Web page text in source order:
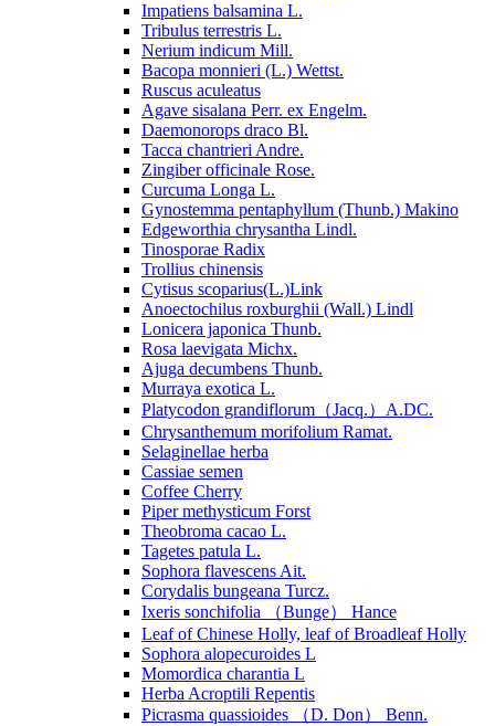
Impatiens balsamina L.
Tribulus terrestris L.
Nerium indicum Mill.
Bacopa monnieri (L.) Wettst.
Ruscus aculeatus
Agave sisalana Perr. ex Engelm.
Daemonorops draco Bl.
Tacca chantrieri Andre.
Zingiber officinale Rose.
Curcuma Longa L.
Gynostemma pentaphyllum (Thunb.) Makino
Edgeworthia chrysantha Lindl.
Tinosporae Radix
Trollius chinensis
Cytisus scoparius(L.)Link
Anoectochilus roxburghii (Wall.) Lindl
Lonicera japonica Thunb.
Rosa laevigata Michx.
Ajuga decumbens Thunb.
Murraya exotica L.
Platycodon grandiflorum（Jacq.）A.DC.
Chrysanthemum morifolium Ramat.
Selaginellae herba
Cassiae semen
Coffee Cherry
Piper methysticum Forst
Theobroma cacao L.
Tagetes patula L.
Sophora flavescens Ait.
Corydalis bungeana Turcz.
Ixeris sonchifolia （Bunge） Hance
Leaf of Chinese Holly, leaf of Broadleaf Holly
Sophora alopecuroides L
Momordica charantia L
Herba Acroptili Repentis
Picrasma quassioides （D. Don） Benn.